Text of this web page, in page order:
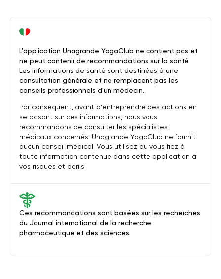
Ces recommandations sont basées sur les recherches
du Journal international de la recherche
pharmaceutique et des sciences.
L'application Unagrande YogaClub ne contient pas et
ne peut contenir de recommandations sur la santé.
Les informations de santé sont destinées à une
consultation générale et ne remplacent pas les
conseils professionnels d'un médecin.
Par conséquent, avant d'entreprendre des actions en
se basant sur ces informations, nous vous
recommandons de consulter les spécialistes
médicaux concernés. Unagrande YogaClub ne fournit
aucun conseil médical. Vous utilisez ou vous fiez à
toute information contenue dans cette application à
vos risques et périls.